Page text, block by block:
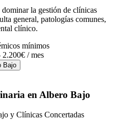
la gestión de clínicas
general, patologías comunes,
clínico.
mínimos
2.200€ / mes
Bajo
en Albero Bajo
y Clínicas Concertadas